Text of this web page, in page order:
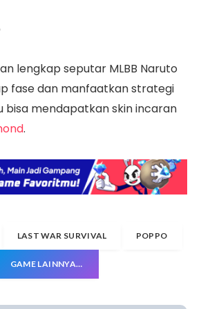
lengkap seputar MLBB Naruto
fase dan manfaatkan strategi
bisa mendapatkan skin incaran
.
LAST WAR SURVIVAL POPPO
GAME LAINNYA…